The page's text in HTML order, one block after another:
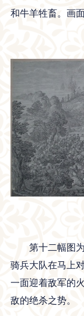
和牛羊牲畜。画
第十二幅图
骑兵大队在马上
一面迎着敌军的
敌的绝杀之势。